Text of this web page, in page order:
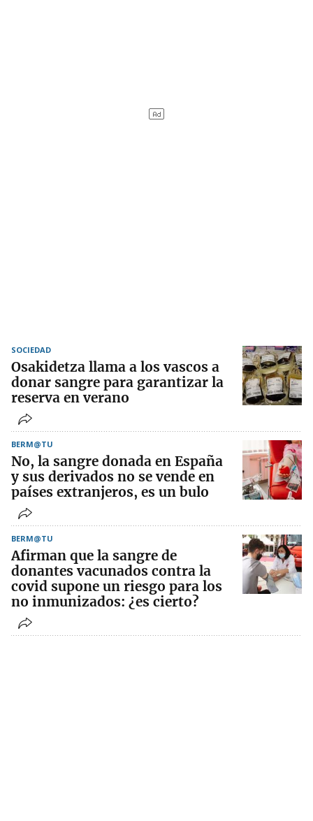
SOCIEDAD
Osakidetza llama a los vascos a
donar sangre para garantizar la
reserva en verano
BERM@TU
No, la sangre donada en España
y sus derivados no se vende en
países extranjeros, es un bulo
BERM@TU
Afirman que la sangre de
donantes vacunados contra la
covid supone un riesgo para los
no inmunizados: ¿es cierto?